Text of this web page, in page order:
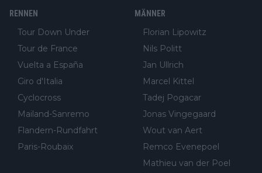
RENNEN
Tour Down Under
Tour de France
Vuelta a España
Giro d'Italia
Cyclocross
Mailand-Sanremo
Flandern-Rundfahrt
Paris-Roubaix
MÄNNER
Florian Lipowitz
Nils Politt
Jan Ullrich
Marcel Kittel
Tadej Pogacar
Jonas Vingegaard
Wout van Aert
Remco Evenepoel
Mathieu van der Poel